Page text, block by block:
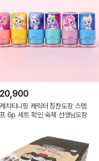
20,900
캐치티니핑 캐릭터 칭찬도장 스탬
프 6p 세트 확인 숙제 선생님도장